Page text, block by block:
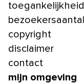
toegankelijkheid
copyright
disclaimer
contact
mijn omgeving